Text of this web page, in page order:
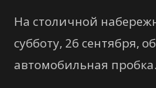
На столичной
субботу, 26 сентября,
автомобильная пробка.